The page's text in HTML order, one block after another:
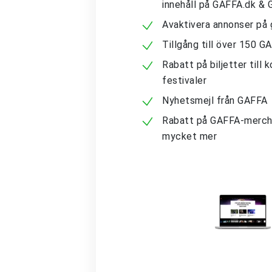
innehåll på GAFFA.dk &
Avaktivera annonser på
Tillgång till över 150
Rabatt på biljetter till
festivaler
Nyhetsmejl från GAFFA
Rabatt på GAFFA-
mycket mer